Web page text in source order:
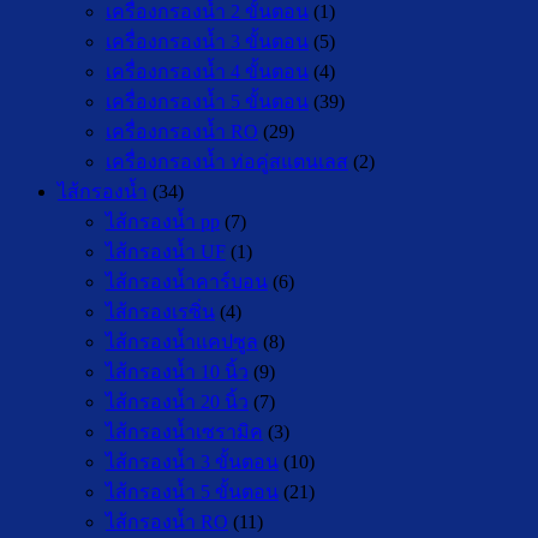
เครื่องกรองน้ำ 2 ขั้นตอน (1)
เครื่องกรองน้ำ 3 ขั้นตอน (5)
เครื่องกรองน้ำ 4 ขั้นตอน (4)
เครื่องกรองน้ำ 5 ขั้นตอน (39)
เครื่องกรองน้ำ RO (29)
เครื่องกรองน้ำ ท่อคู่สแตนเลส (2)
ไส้กรองน้ำ (34)
ไส้กรองน้ำ pp (7)
ไส้กรองน้ำ UF (1)
ไส้กรองน้ำคาร์บอน (6)
ไส้กรองเรซิ่น (4)
ไส้กรองน้ำแคปซูล (8)
ไส้กรองน้ำ 10 นิ้ว (9)
ไส้กรองน้ำ 20 นิ้ว (7)
ไส้กรองน้ำเซรามิค (3)
ไส้กรองน้ำ 3 ขั้นตอน (10)
ไส้กรองน้ำ 5 ขั้นตอน (21)
ไส้กรองน้ำ RO (11)